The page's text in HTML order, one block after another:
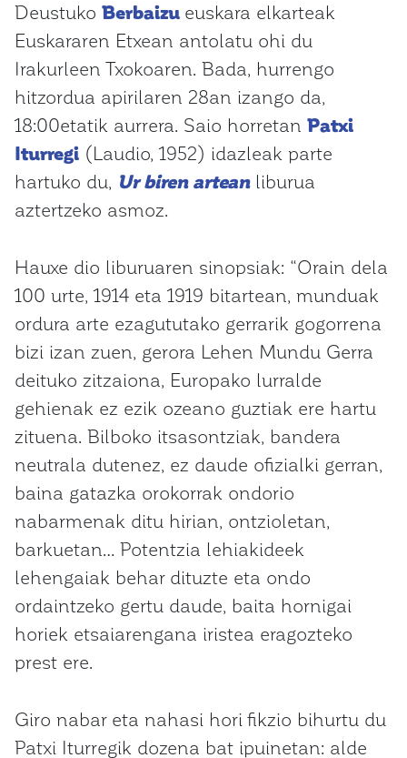
Deustuko Berbaizu euskara elkarteak
Euskararen Etxean antolatu ohi du
Irakurleen Txokoaren. Bada, hurrengo
hitzordua apirilaren 28an izango da,
18:00etatik aurrera. Saio horretan Patxi
Iturregi (Laudio, 1952) idazleak parte
hartuko du, Ur biren arteanliburua
aztertzeko asmoz.
Hauxe dio liburuaren sinopsiak: “Orain dela
100 urte, 1914 eta 1919 bitartean, munduak
ordura arte ezagututako gerrarik gogorrena
bizi izan zuen, gerora Lehen Mundu Gerra
deituko zitzaiona, Europako lurralde
gehienak ez ezik ozeano guztiak ere hartu
zituena. Bilboko itsasontziak, bandera
neutrala dutenez, ez daude ofizialki gerran,
baina gatazka orokorrak ondorio
nabarmenak ditu hirian, ontzioletan,
barkuetan… Potentzia lehiakideek
lehengaiak behar dituzte eta ondo
ordaintzeko gertu daude, baita hornigai
horiek etsaiarengana iristea eragozteko
prest ere.
Giro nabar eta nahasi hori fikzio bihurtu du
Patxi Iturregik dozena bat ipuinetan: alde